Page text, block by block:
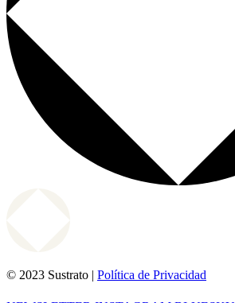
© 2023 Sustrato | Política de Privacidad